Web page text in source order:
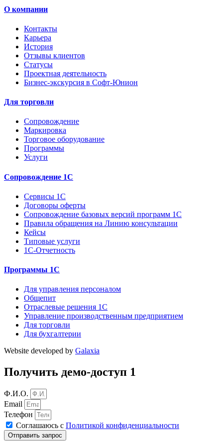
О компании
Контакты
Карьера
История
Отзывы клиентов
Статусы
Проектная деятельность
Бизнес-экскурсия в Софт-Юнион
Для торговли
Сопровождение
Маркировка
Торговое оборудование
Программы
Услуги
Сопровождение 1С
Сервисы 1С
Договоры оферты
Сопровождение базовых версий программ 1С
Правила обращения на Линию консультации
Кейсы
Типовые услуги
1С-Отчетность
Программы 1С
Для управления персоналом
Общепит
Отраслевые решения 1С
Управление производственным предприятием
Для торговли
Для бухгалтерии
Website developed by Galaxia
Получить демо-доступ 1
Ф.И.О.
Email
Телефон
Соглашаюсь с Политикой конфиденциальности
Отправить запрос